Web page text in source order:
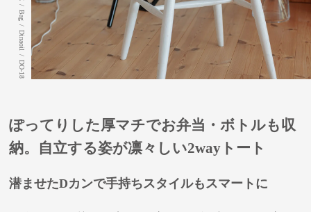
/
Bag
/
Dinaoil
/
DO-18
ぽってりした厚マチでお弁当・ボトルも収
納。自立する姿が凛々しい2wayトート
潜ませたDカンで手持ちスタイルもスマートに